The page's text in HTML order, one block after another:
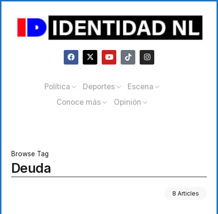
Política Deportes
Escena
Conoce más
Opinión
Browse Tag
Deuda
8 Articles